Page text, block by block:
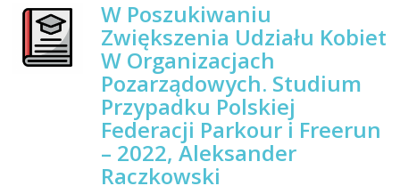
W Poszukiwaniu
Zwiększenia Udziału Kobiet
W Organizacjach
Pozarządowych. Studium
Przypadku Polskiej
Federacji Parkour i Freerun
– 2022, Aleksander
Raczkowski